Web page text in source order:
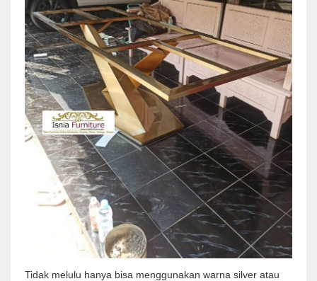
Tidak melulu hanya bisa menggunakan warna silver atau